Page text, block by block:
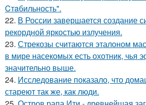
Cтaбильность".
22. В России завершается создание
рекордной яркостью излучения.
23. Стрекозы считаются эталоном
в мире насекомых есть охотник, чья
значительно выше.
24. Исследование показало, что
стареют так же, как люди.